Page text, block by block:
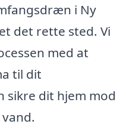
i Ny
det rette sted. Vi
med at
til dit
sikre dit hjem mod